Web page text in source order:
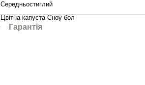
Середньостиглий
Цвітна капуста Сноу бол
Гарантія